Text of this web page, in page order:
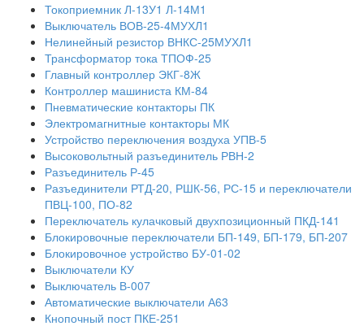
Токоприемник Л-13У1 Л-14М1
Выключатель ВОВ-25-4МУХЛ1
Нелинейный резистор ВНКС-25МУХЛ1
Трансформатор тока ТПОФ-25
Главный контроллер ЭКГ-8Ж
Контроллер машиниста КМ-84
Пневматические контакторы ПК
Электромагнитные контакторы МК
Устройство переключения воздуха УПВ-5
Высоковольтный разъединитель РВН-2
Разъединитель Р-45
Разъединители РТД-20, РШК-56, РС-15 и переключатели
ПВЦ-100, ПО-82
Переключатель кулачковый двухпозиционный ПКД-141
Блокировочные переключатели БП-149, БП-179, БП-207
Блокировочное устройство БУ-01-02
Выключатели КУ
Выключатель В-007
Автоматические выключатели А63
Кнопочный пост ПКЕ-251